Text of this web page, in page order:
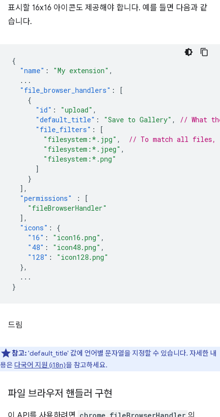
표시할 16x16 아이콘도 제공해야 합니다. 예를 들면 다음과 같
습니다.
{
"name" : "My extension" ,
...
"file_browser_handlers" :
[
{
"id" : "upload" ,
"default_title" : "Save to Gallery" ,
// What
"file_filters" :
[
"filesystem:*.jpg" ,
// To match all files,
"filesystem:*.jpeg" ,
"filesystem:*.png"
]
}
],
"permissions"
:
[
"fileBrowserHandler"
],
"icons" :
{
"16" : "icon16.png" ,
"48" : "icon48.png" ,
"128" :
"icon128.png"
},
...
}
드림
참고:'default_title' 값에 언어별 문자열을 지정할 수 있습니다. 자세한 내
용은 다국어 지원 (i18n)을 참고하세요.
파일 브라우저 핸들러 구현